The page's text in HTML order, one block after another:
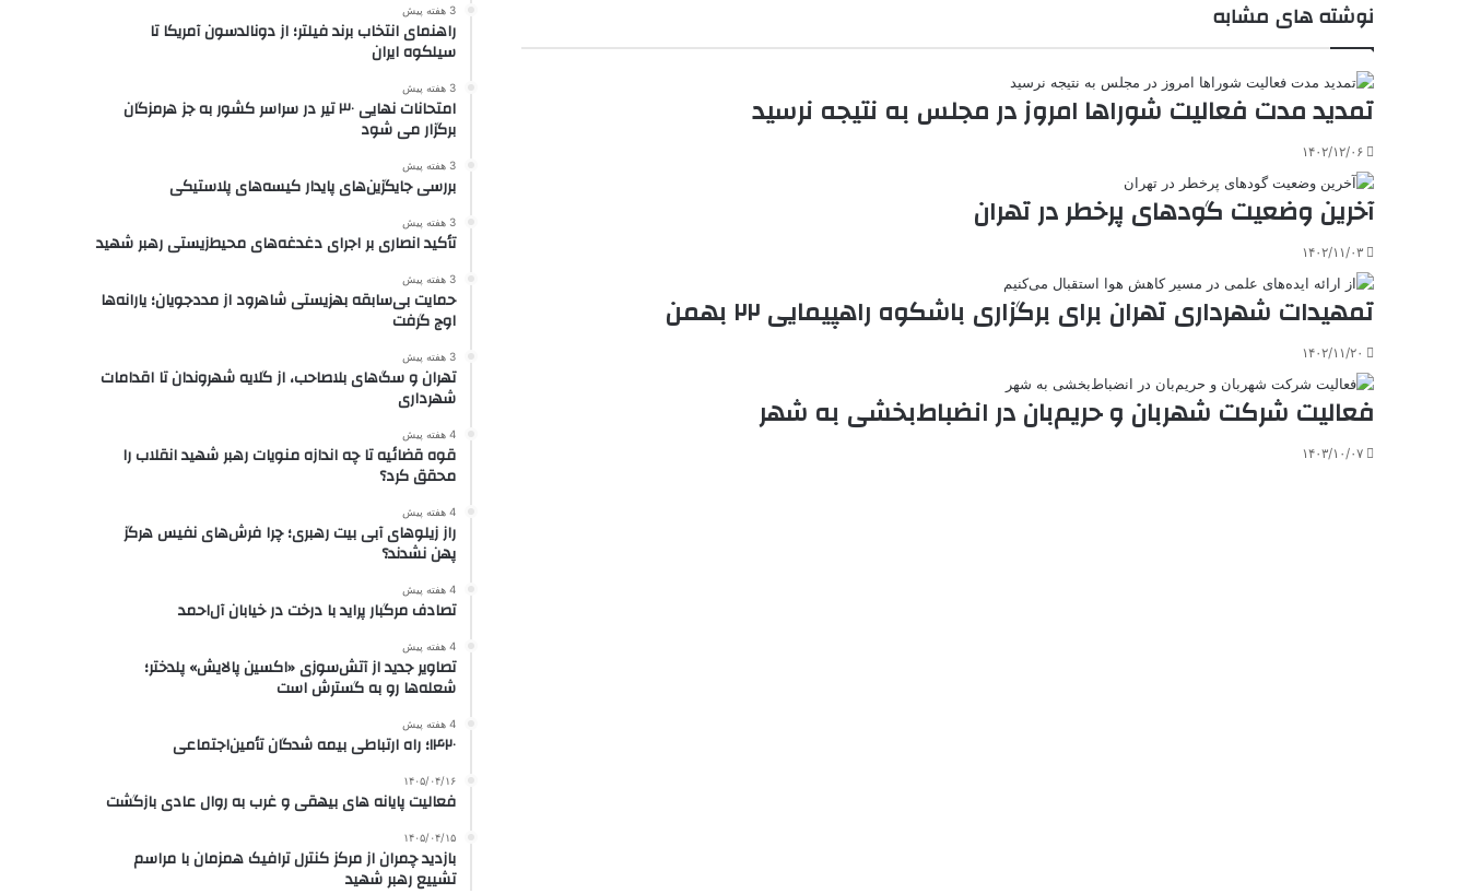
ن
ر
س
ت
a
k
م
ه
نوشته های مشابه
تمدید مدت فعالیت شوراها امروز در مجلس به نتیجه نرسید
۱۴۰۲/۱۲/۰۶
آخرین وضعیت گودهای پرخطر در تهران
۱۴۰۲/۱۱/۰۳
تمهیدات شهرداری تهران برای برگزاری باشکوه راهپیمایی ۲۲ بهمن
۱۴۰۲/۱۱/۲۰
فعالیت شرکت شهربان و حریم‌بان در انضباط‌بخشی به شهر
۱۴۰۳/۱۰/۰۷
3 هفته پیش
راهنمای انتخاب برند فیلتر؛ از دونالدسون آمریکا تا
سیلکوه ایران
3 هفته پیش
امتحانات نهایی ۳۰ تیر در سراسر کشور به جز هرمزگان
برگزار می شود
3 هفته پیش
بررسی جایگزین‌های پایدار کیسه‌های پلاستیکی
3 هفته پیش
تأکید انصاری بر اجرای دغدغه‌های محیط‌زیستی رهبر شهید
3 هفته پیش
حمایت بی‌سابقه بهزیستی شاهرود از مددجویان؛ یارانه‌ها
اوج گرفت
3 هفته پیش
تهران و سگ‌های بلاصاحب، از گلایه شهروندان تا اقدامات
شهرداری
4 هفته پیش
قوه قضائیه تا چه اندازه منویات رهبر شهید انقلاب را
محقق کرد؟
4 هفته پیش
راز زیلوهای آبی بیت رهبری؛ چرا فرش‌های نفیس هرگز
پهن نشدند؟
4 هفته پیش
تصادف مرگبار پراید با درخت در خیابان آل‌احمد
4 هفته پیش
تصاویر جدید از آتش‌سوزی «اکسین پالایش» پلدختر؛
شعله‌ها رو به گسترش است
4 هفته پیش
۱۴۲۰؛ راه ارتباطی بیمه شدگان تأمین‌اجتماعی
۱۴۰۵/۰۴/۱۶
فعالیت پایانه های بیهقی و غرب به روال عادی بازگشت
۱۴۰۵/۰۴/۱۵
بازدید چمران از مرکز کنترل ترافیک همزمان با مراسم
تشییع رهبر شهید